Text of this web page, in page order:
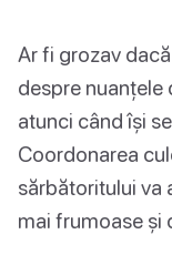
Ar fi grozav
despre nuanțele
atunci când își
Coordonarea
sărbătoritului va
mai frumoase și